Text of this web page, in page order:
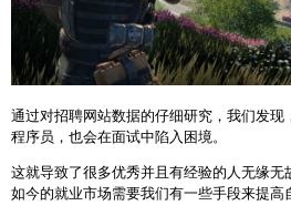
通过对招聘网站数据的仔细研究，我们发
程序员，也会在面试中陷入困境。
这就导致了很多优秀并且有经验的人无缘
如今的就业市场需要我们有一些手段来提高